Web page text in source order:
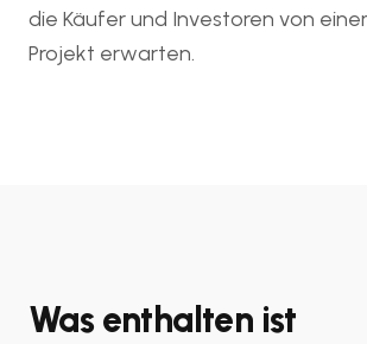
die Käufer und Investoren von
Projekt erwarten.
Was enthalten ist